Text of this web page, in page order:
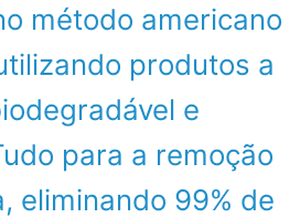
método americano
produtos a
e
para a remoção
eliminando 99% de